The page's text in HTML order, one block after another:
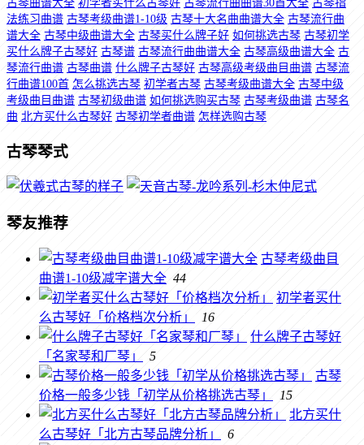
古琴曲谱大全 初学者买什么古琴好 古琴流行曲曲谱30首大全 古琴指
法练习曲谱 古琴考级曲谱1-10级 古琴十大名曲曲谱大全 古琴流行曲
谱大全 古琴中级曲谱大全 古琴买什么牌子好 如何挑选古琴 古琴初学
买什么牌子古琴好 古琴谱 古琴流行曲曲谱大全 古琴高级曲谱大全 古
琴流行曲谱 古琴曲谱 什么牌子古琴好 古琴高级考级曲目曲谱 古琴流
行曲谱100首 怎么挑选古琴 初学者古琴 古琴考级曲谱大全 古琴中级
考级曲目曲谱 古琴初级曲谱 如何挑选购买古琴 古琴考级曲谱 古琴名
曲 北方买什么古琴好 古琴初学者曲谱 怎样选购古琴
古琴琴式
琴友推荐
古琴考级曲目
曲谱1-10级减字谱大全 44
初学者买什
么古琴好「价格档次分析」
16
什么牌子古琴好
「名家琴和厂琴」
5
古琴
价格一般多少钱「初学从价格挑选古琴」
15
北方买什
么古琴好「北方古琴品牌分析」
6